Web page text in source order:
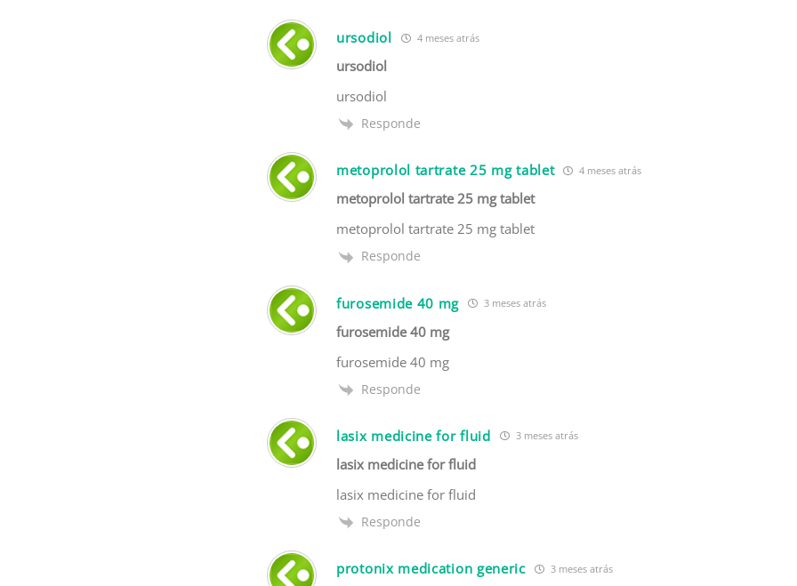
ursodiol 4 meses atrás
ursodiol
ursodiol
Responde
metoprolol tartrate 25 mg tablet 4 meses atrás
metoprolol tartrate 25 mg tablet
metoprolol tartrate 25 mg tablet
Responde
furosemide 40 mg 3 meses atrás
furosemide 40 mg
furosemide 40 mg
Responde
lasix medicine for fluid 3 meses atrás
lasix medicine for fluid
lasix medicine for fluid
Responde
protonix medication generic 3 meses atrás